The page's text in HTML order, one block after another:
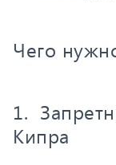
Чего
1.
Кипра